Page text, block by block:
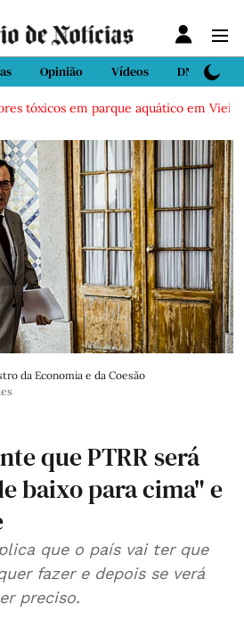
Opinião Vídeos DN Sport
em parque aquático em Vieira de
da Economia e da Coesão
que PTRR será
baixo para cima" e
que o país vai ter que
fazer e depois se verá
preciso.